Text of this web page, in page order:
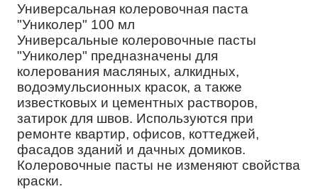
Универсальная колеровочная паста
"Униколер" 100 мл
Универсальные колеровочные пасты
"Униколер" предназначены для
колерования масляных, алкидных,
водоэмульсионных красок, а также
известковых и цементных растворов,
затирок для швов. Используются при
ремонте квартир, офисов, коттеджей,
фасадов зданий и дачных домиков.
Колеровочные пасты не изменяют свойства
краски.